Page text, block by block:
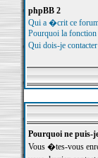
phpBB 2
Qui a �crit ce
Pourquoi la
Qui dois-je
Pourquoi ne puis-
Vous �tes-vous